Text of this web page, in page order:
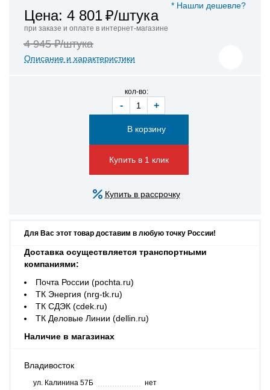
* Нашли дешевле?
Цена: 4 801₽/штука
при заказе и оплате в интернет-магазине
4 945 ₽/штука
Описание и характеристики
кол-во:
- +
Купить в 1 клик
Купить в рассрочку
Для Вас этот товар доставим в любую точку России!
Доставка осуществляется транспортными
компаниями:
Почта России (pochta.ru)
ТК Энергия (nrg-tk.ru)
ТК СДЭК (cdek.ru)
ТК Деловые Линии (dellin.ru)
Наличие в магазинах
Владивосток
ул. Калинина 57Б
нет